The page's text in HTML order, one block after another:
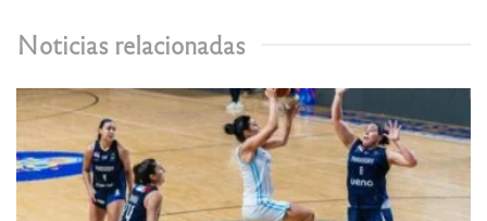
Noticias relacionadas